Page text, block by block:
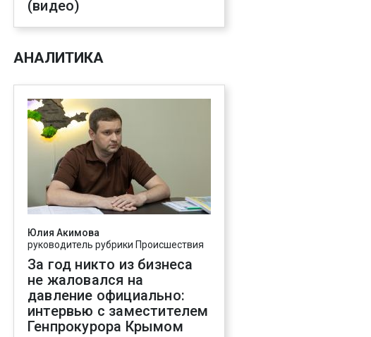
(видео)
АНАЛИТИКА
Юлия Акимова
руководитель рубрики Происшествия
За год никто из бизнеса
не жаловался на
давление официально:
интервью с заместителем
Генпрокурора Крымом